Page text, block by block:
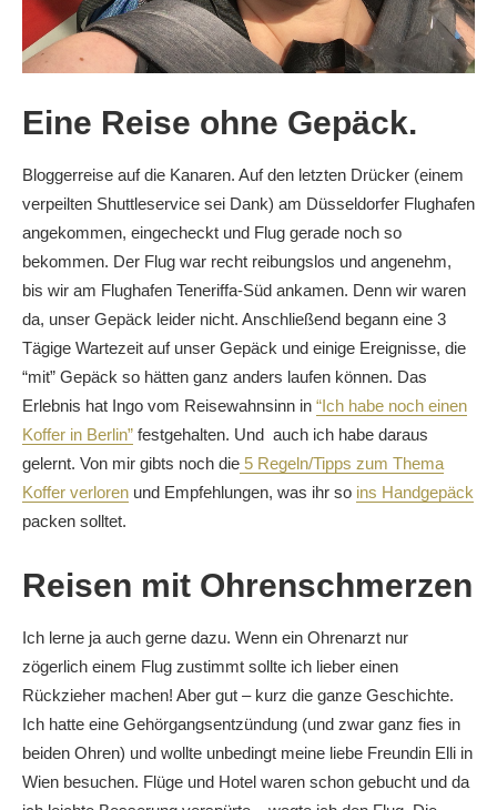
Eine Reise ohne Gepäck.
Bloggerreise auf die Kanaren. Auf den letzten Drücker (einem
verpeilten Shuttleservice sei Dank) am Düsseldorfer Flughafen
angekommen, eingecheckt und Flug gerade noch so
bekommen. Der Flug war recht reibungslos und angenehm,
bis wir am Flughafen Teneriffa-Süd ankamen. Denn wir waren
da, unser Gepäck leider nicht. Anschließend begann eine 3
Tägige Wartezeit auf unser Gepäck und einige Ereignisse, die
“mit” Gepäck so hätten ganz anders laufen können. Das
Erlebnis hat Ingo vom Reisewahnsinn in “Ich habe noch einen
Koffer in Berlin” festgehalten. Und auch ich habe daraus
gelernt. Von mir gibts noch die 5 Regeln/Tipps zum Thema
Koffer verloren und Empfehlungen, was ihr so ins Handgepäck
packen solltet.
Reisen mit Ohrenschmerzen
Ich lerne ja auch gerne dazu. Wenn ein Ohrenarzt nur
zögerlich einem Flug zustimmt sollte ich lieber einen
Rückzieher machen! Aber gut – kurz die ganze Geschichte.
Ich hatte eine Gehörgangsentzündung (und zwar ganz fies in
beiden Ohren) und wollte unbedingt meine liebe Freundin Elli in
Wien besuchen. Flüge und Hotel waren schon gebucht und da